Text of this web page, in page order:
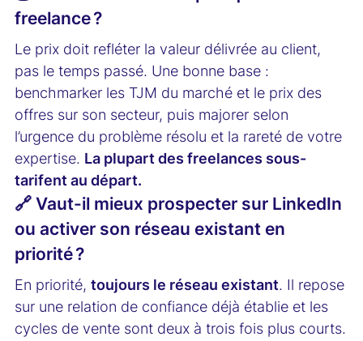
freelance ?
Le prix doit refléter la valeur délivrée au client,
pas le temps passé. Une bonne base :
benchmarker les TJM du marché et le prix des
offres sur son secteur, puis majorer selon
l’urgence du problème résolu et la rareté de votre
expertise. La plupart des freelances sous-
tarifent au départ.
🔗 Vaut-il mieux prospecter sur LinkedIn
ou activer son réseau existant en
priorité ?
En priorité, toujours le réseau existant. Il repose
sur une relation de confiance déjà établie et les
cycles de vente sont deux à trois fois plus courts.